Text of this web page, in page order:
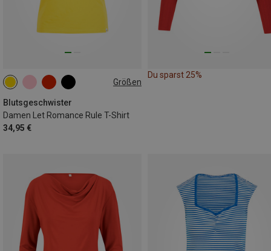
Größen
Blutsgeschwister
Damen Let Romance Rule T-Shirt
34,95 €
S M
Du sparst 25%